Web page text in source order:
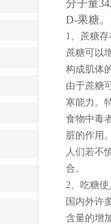
分子量
D-果糖
1、蔗糖
蔗糖可以
构成肌体
由于蔗糖
寒能力。
食物中毒
脏的作用。
人们若不
合。
2、吃糖
国内外许
含量的增